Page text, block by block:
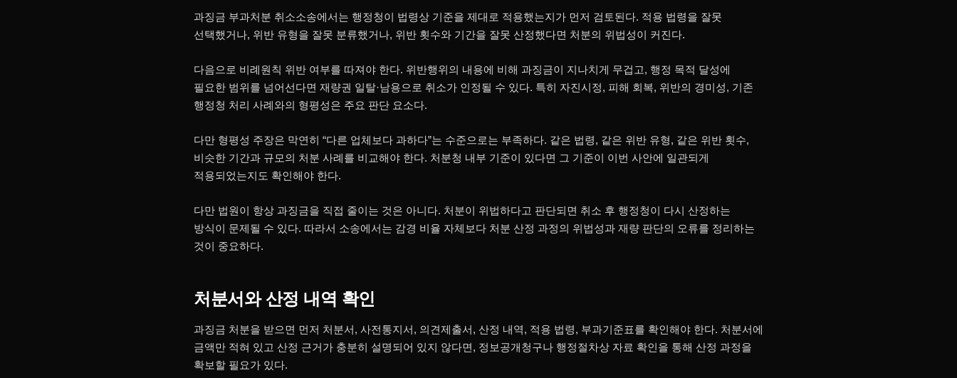
과징금 부과처분 취소소송에서는 행정청이 법령상 기준을 제대로 적용했는지가 먼저 검토된다. 적용 법령을 잘못
선택했거나, 위반 유형을 잘못 분류했거나, 위반 횟수와 기간을 잘못 산정했다면 처분의 위법성이 커진다.
다음으로 비례원칙 위반 여부를 따져야 한다. 위반행위의 내용에 비해 과징금이 지나치게 무겁고, 행정 목적 달성에
필요한 범위를 넘어선다면 재량권 일탈·남용으로 취소가 인정될 수 있다. 특히 자진시정, 피해 회복, 위반의 경미성, 기존
행정청 처리 사례와의 형평성은 주요 판단 요소다.
다만 형평성 주장은 막연히 “다른 업체보다 과하다”는 수준으로는 부족하다. 같은 법령, 같은 위반 유형, 같은 위반 횟수,
비슷한 기간과 규모의 처분 사례를 비교해야 한다. 처분청 내부 기준이 있다면 그 기준이 이번 사안에 일관되게
적용되었는지도 확인해야 한다.
다만 법원이 항상 과징금을 직접 줄이는 것은 아니다. 처분이 위법하다고 판단되면 취소 후 행정청이 다시 산정하는
방식이 문제될 수 있다. 따라서 소송에서는 감경 비율 자체보다 처분 산정 과정의 위법성과 재량 판단의 오류를 정리하는
것이 중요하다.
처분서와 산정 내역 확인
과징금 처분을 받으면 먼저 처분서, 사전통지서, 의견제출서, 산정 내역, 적용 법령, 부과기준표를 확인해야 한다. 처분서에
금액만 적혀 있고 산정 근거가 충분히 설명되어 있지 않다면, 정보공개청구나 행정절차상 자료 확인을 통해 산정 과정을
확보할 필요가 있다.